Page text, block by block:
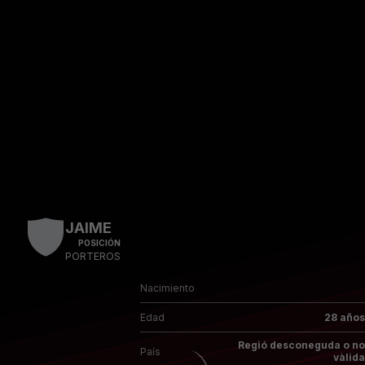
JAIME
POSICIÓN
PORTEROS
Nacimiento
Edad 28 años
País
Regió desconeguda o no
vàlida